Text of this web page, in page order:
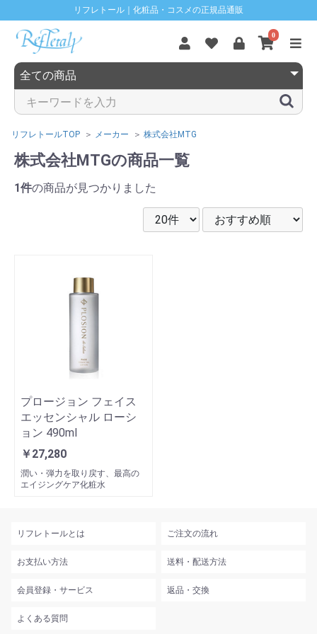
リフレトール｜化粧品・コスメの正規品通販
0
リフレトールTOP メーカー 株式会社MTG
株式会社MTGの商品一覧
1件の商品が見つかりました
プロージョン フェイス
エッセンシャル ローシ
ョン 490ml
￥27,280
潤い・弾力を取り戻す、最高の
エイジングケア化粧水
リフレトールとは ご注文の流れ
お支払い方法 送料・配送方法
会員登録・サービス 返品・交換
よくある質問